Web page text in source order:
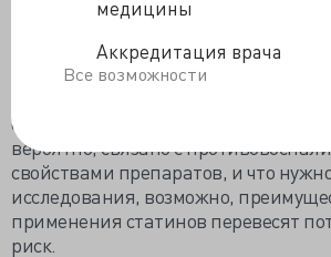
медицины
Аккредитация врача
Все возможности
пандемией, пишут авторы.
Во вступлении к статье также
работе применение статинов было
ответом у госпитализированных
вероятно, связано с
свойствами препаратов, и что
исследования, возможно,
применения статинов перевесят
риск.